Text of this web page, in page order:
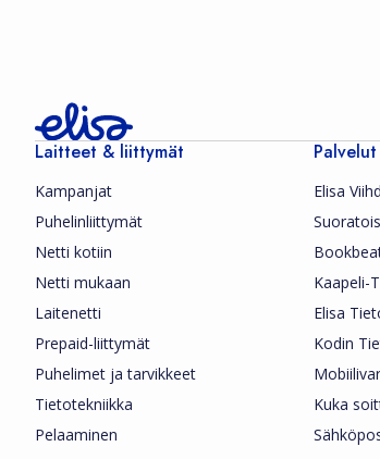
Laitteet & liittymät
Kampanjat
Puhelinliittymät
Netti kotiin
Netti mukaan
Laitenetti
Prepaid-liittymät
Puhelimet ja tarvikkeet
Tietotekniikka
Pelaaminen
Palvelut
Elisa
Kaapeli-
Elisa
Kodin
Kuka